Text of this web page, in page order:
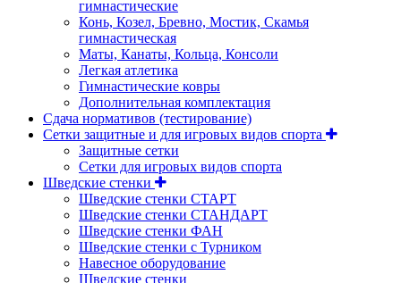
гимнастические
Конь, Козел, Бревно, Мостик, Скамья
гимнастическая
Маты, Канаты, Кольца, Консоли
Легкая атлетика
Гимнастические ковры
Дополнительная комплектация
Сдача нормативов (тестирование)
Сетки защитные и для игровых видов спорта
Защитные сетки
Сетки для игровых видов спорта
Шведские стенки
Шведские стенки СТАРТ
Шведские стенки СТАНДАРТ
Шведские стенки ФАН
Шведские стенки с Турником
Навесное оборудование
Шведские стенки